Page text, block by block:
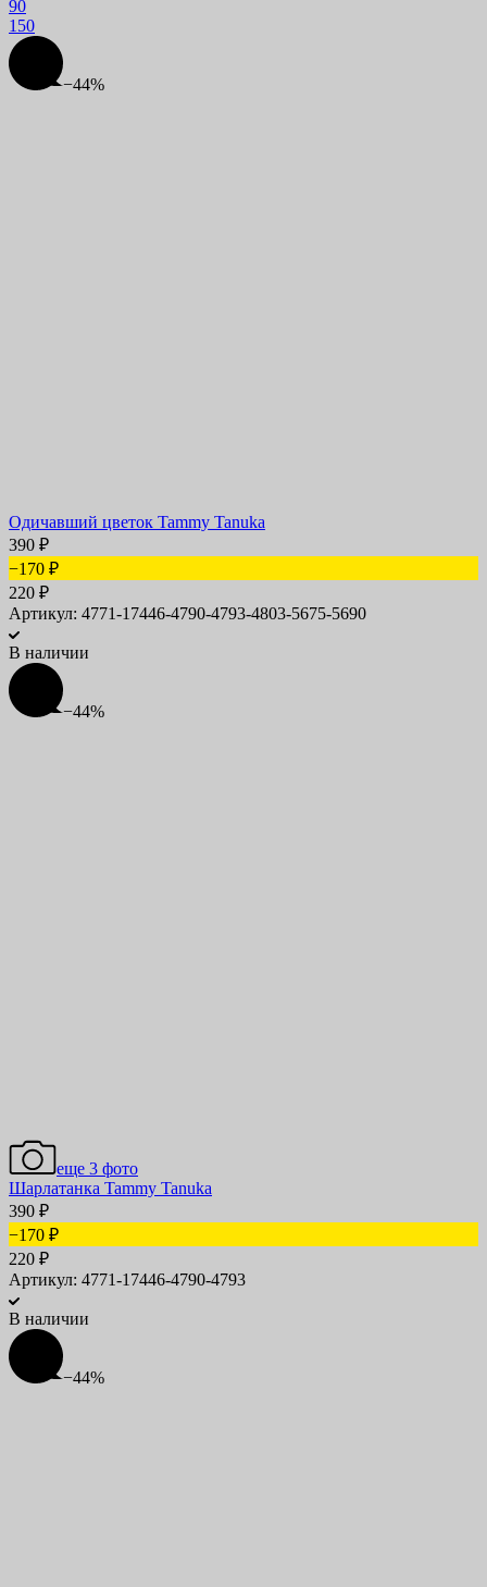
90
150
−44%
Одичавший цветок Tammy Tanuka
390 ₽
−170 ₽
220 ₽
Артикул: 4771-17446-4790-4793-4803-5675-5690
В наличии
−44%
еще 3 фото
Шарлатанка Tammy Tanuka
390 ₽
−170 ₽
220 ₽
Артикул: 4771-17446-4790-4793
В наличии
−44%